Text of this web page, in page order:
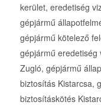
kerület, eredetiség
gépjármű
gépjármű kötelező
gépjármű eredetiség
Zugló, gépjármű
biztosítás Kistarcsa,
biztosításkötés